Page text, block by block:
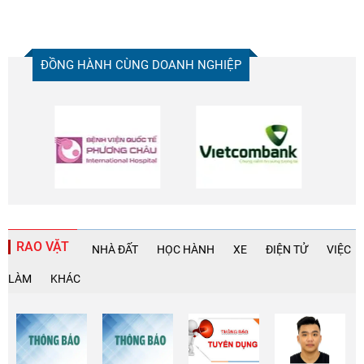
ĐỒNG HÀNH CÙNG DOANH NGHIỆP
RAO VẶT NHÀ ĐẤT HỌC HÀNH XE ĐIỆN TỬ VIỆC
LÀM KHÁC